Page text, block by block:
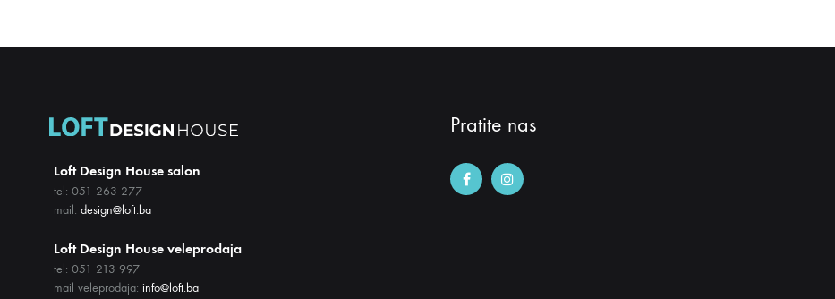
Loft Design House salon
tel: 051 263 277
mail: design@loft.ba
Loft Design House veleprodaja
tel: 051 213 997
mail veleprodaja: info@loft.ba
Pratite nas